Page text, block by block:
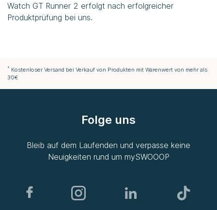
Watch GT Runner 2 erfolgt nach erfolgreicher
Produktprüfung bei uns.
* Kostenloser Versand bei Verkauf von Produkten mit Warenwert von mehr als
30€
Folge uns
Bleib auf dem Laufenden und verpasse keine
Neuigkeiten rund um mySWOOOP